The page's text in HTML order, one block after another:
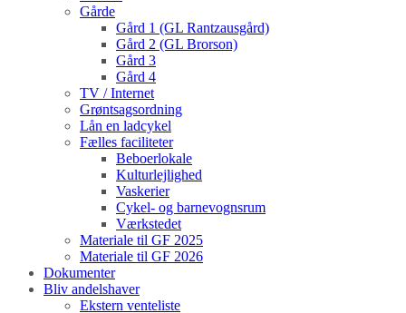
Gårde
Gård 1 (GL Rantzausgård)
Gård 2 (GL Brorson)
Gård 3
Gård 4
TV / Internet
Grøntsagsordning
Lån en ladcykel
Fælles faciliteter
Beboerlokale
Kulturlejlighed
Vaskerier
Cykel- og barnevognsrum
Værkstedet
Materiale til GF 2025
Materiale til GF 2026
Dokumenter
Bliv andelshaver
Ekstern venteliste